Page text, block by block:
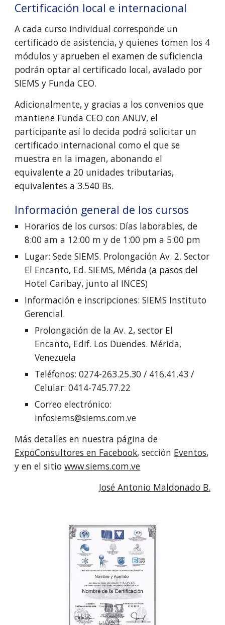
Certificación local e internacional
A cada curso individual corresponde un
certificado de asistencia, y quienes tomen los 4
módulos y aprueben el examen de suficiencia
podrán optar al certificado local, avalado por
SIEMS y Funda CEO.
Adicionalmente, y gracias a los convenios que
mantiene Funda CEO con ANUV, el
participante así lo decida podrá solicitar un
certificado internacional como el que se
muestra en la imagen, abonando el
equivalente a 20 unidades tributarias,
equivalentes a 3.540 Bs.
Información general de los cursos
Horarios de los cursos: Días laborables, de
8:00 am a 12:00 m y de 1:00 pm a 5:00 pm
Lugar: Sede SIEMS. Prolongación Av. 2. Sector
El Encanto, Ed. SIEMS, Mérida (a pasos del
Hotel Caribay, junto al INCES)
Información e inscripciones: SIEMS Instituto
Gerencial.
Prolongación de la Av. 2, sector El
Encanto, Edif. Los Duendes. Mérida,
Venezuela
Teléfonos: 0274-263.25.30 / 416.41.43 /
Celular: 0414-745.77.22
Correo electrónico:
infosiems@siems.com.ve
ExpoConsultores en Facebook, sección Eventos,
y en el sitio www.siems.com.ve
José Antonio Maldonado B.